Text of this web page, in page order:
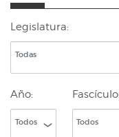
Legislatura
Todas
Año
Todos
Fascículo
Todos